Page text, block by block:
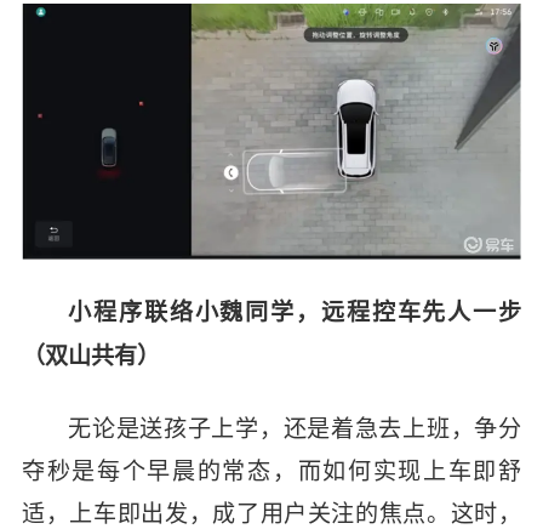
小程序联络小魏同学，远程控车先人一步
（双山共有）
无论是送孩子上学，还是着急去上班，争分
夺秒是每个早晨的常态，而如何实现上车即舒
适，上车即出发，成了用户关注的焦点。这时，